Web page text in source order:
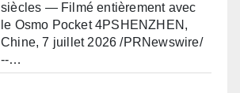
siècles — Filmé entièrement avec
le Osmo Pocket 4PSHENZHEN,
Chine, 7 juillet 2026 /PRNewswire/
--…